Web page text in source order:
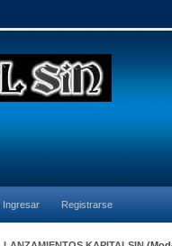
Ingresar Registrarse